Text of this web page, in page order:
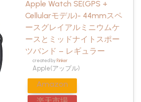
Apple Watch SE(GPS +
Cellularモデル)- 44mmスペ
ースグレイアルミニウムケ
ースとミッドナイトスポー
ツバンド – レギュラー
created byRinker
Apple(アップル)
Amazon